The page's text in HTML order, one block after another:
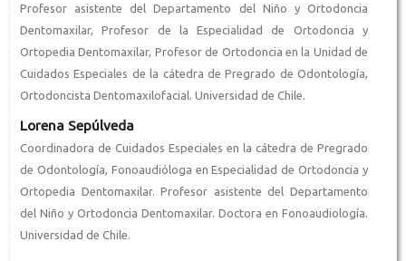
Profesor asistente del Departamento del Niño y Ortodoncia
Dentomaxilar, Profesor de la Especialidad de Ortodoncia y
Ortopedia Dentomaxilar, Profesor de Ortodoncia en la Unidad de
Cuidados Especiales de la cátedra de Pregrado de Odontología,
Ortodoncista Dentomaxilofacial. Universidad de Chile.
Lorena Sepúlveda
Coordinadora de Cuidados Especiales en la cátedra de Pregrado
de Odontología, Fonoaudióloga en Especialidad de Ortodoncia y
Ortopedia Dentomaxilar. Profesor asistente del Departamento
del Niño y Ortodoncia Dentomaxilar. Doctora en Fonoaudiología.
Universidad de Chile.